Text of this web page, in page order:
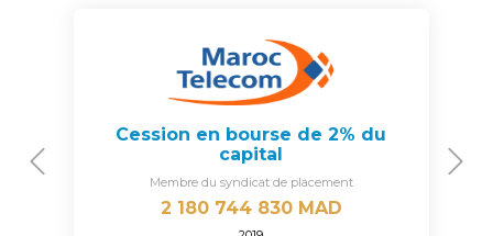
Cession en bourse de 2% du
capital
Membre du syndicat de placement
2 180 744 830 MAD
Previous